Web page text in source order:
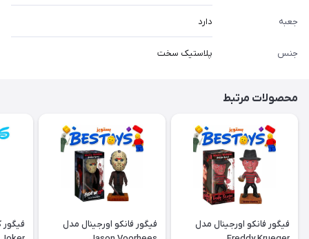
جعبه دارد
جنس پلاستیک سخت
محصولات مرتبط
فیگور فانکو اورجینال مدل
فیگور فانکو اورجینال مدل